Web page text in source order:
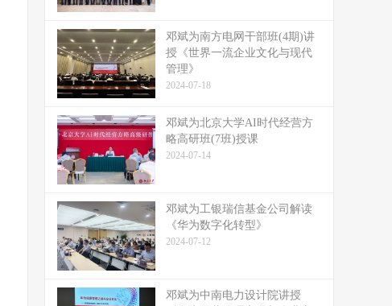
邓斌为南方电网干部班(4期)讲
授《世界一流企业文化与现代
管理》
2024-07-18
邓斌为北京大学AI时代经营方
略高研班(7班)授课
2024-07-14
邓斌为工银瑞信基金公司解读
《华为数字化转型》
2024-07-12
邓斌为中南电力设计院讲授